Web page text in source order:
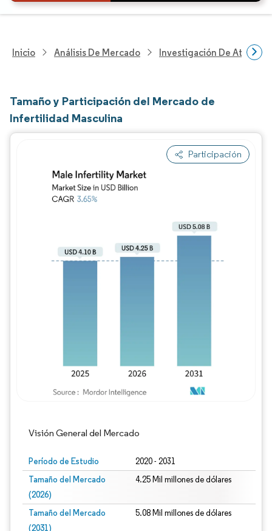
Inicio Análisis De Mercado Investigación De
Tamaño y Participación del Mercado de
Infertilidad Masculina
Participación
Visión General del Mercado
Período de Estudio 2020 - 2031
Tamaño del Mercado
(2026)
4.25 Mil millones de dólares
Tamaño del Mercado
(2031)
5.08 Mil millones de dólares